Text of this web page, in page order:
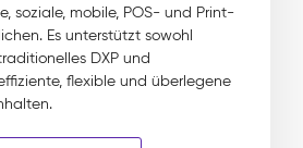
soziale, mobile, POS- und Print-
Es unterstützt sowohl
DXP und
flexible und überlegene